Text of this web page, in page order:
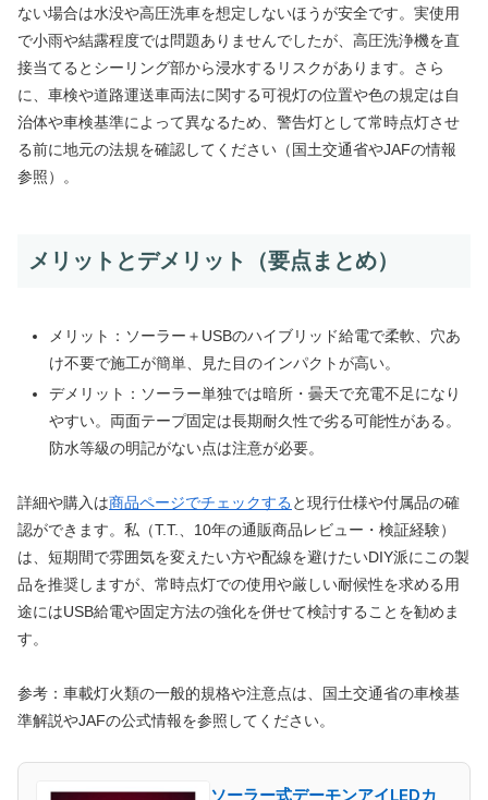
ない場合は水没や高圧洗車を想定しないほうが安全です。実使用
で小雨や結露程度では問題ありませんでしたが、高圧洗浄機を直
接当てるとシーリング部から浸水するリスクがあります。さら
に、車検や道路運送車両法に関する可視灯の位置や色の規定は自
治体や車検基準によって異なるため、警告灯として常時点灯させ
る前に地元の法規を確認してください（国土交通省やJAFの情報
参照）。
メリットとデメリット（要点まとめ）
メリット：ソーラー＋USBのハイブリッド給電で柔軟、穴あ
け不要で施工が簡単、見た目のインパクトが高い。
デメリット：ソーラー単独では暗所・曇天で充電不足になり
やすい。両面テープ固定は長期耐久性で劣る可能性がある。
防水等級の明記がない点は注意が必要。
詳細や購入は商品ページでチェックすると現行仕様や付属品の確
認ができます。私（T.T.、10年の通販商品レビュー・検証経験）
は、短期間で雰囲気を変えたい方や配線を避けたいDIY派にこの製
品を推奨しますが、常時点灯での使用や厳しい耐候性を求める用
途にはUSB給電や固定方法の強化を併せて検討することを勧めま
す。
参考：車載灯火類の一般的規格や注意点は、国土交通省の車検基
準解説やJAFの公式情報を参照してください。
ソーラー式デーモンアイLEDカ